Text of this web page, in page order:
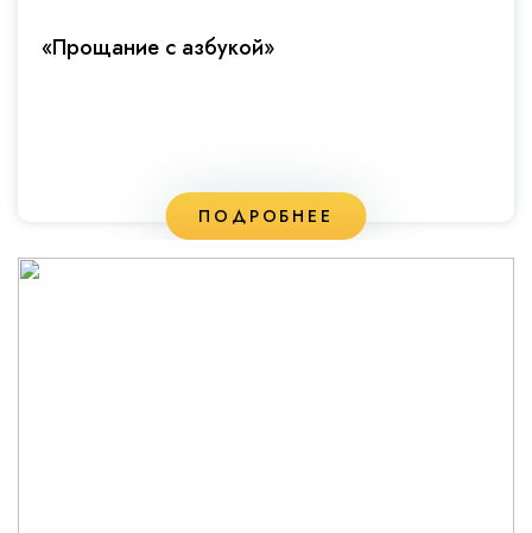
«Прощание с азбукой»
ПОДРОБНЕЕ